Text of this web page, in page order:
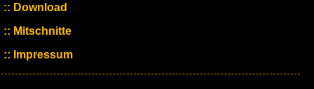
Download
Mitschnitte
Impressum